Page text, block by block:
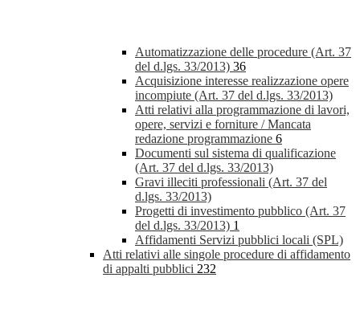
Automatizzazione delle procedure (Art. 37
del d.lgs. 33/2013) 36
Acquisizione interesse realizzazione opere
incompiute (Art. 37 del d.lgs. 33/2013)
Atti relativi alla programmazione di lavori,
opere, servizi e forniture / Mancata
redazione programmazione 6
Documenti sul sistema di qualificazione
(Art. 37 del d.lgs. 33/2013)
Gravi illeciti professionali (Art. 37 del
d.lgs. 33/2013)
Progetti di investimento pubblico (Art. 37
del d.lgs. 33/2013) 1
Affidamenti Servizi pubblici locali (SPL)
Atti relativi alle singole procedure di affidamento
di appalti pubblici 232